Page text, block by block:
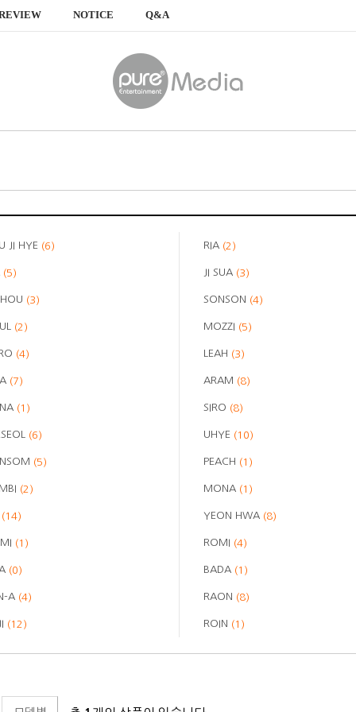
NOTICE Q&A
JI HYE (6) RIA (2)
(5) JI SUA (3)
(3) SONSON (4)
(2) MOZZI (5)
(4) LEAH (3)
(7) ARAM (8)
(1) SIRO (8)
(6) UHYE (10)
(5) PEACH (1)
(2) MONA (1)
(14) YEON HWA (8)
(1) ROMI (4)
(0) BADA (1)
A (4) RAON (8)
(12) ROIN (1)